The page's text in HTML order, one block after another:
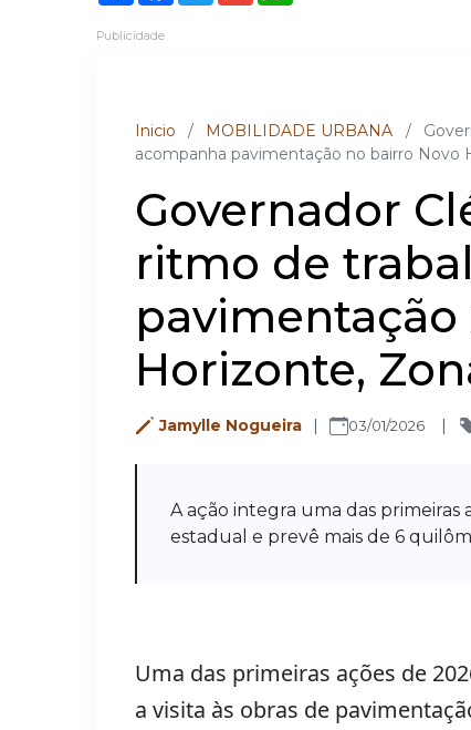
Publicidade
Inicio / MOBILIDADE URBANA /
acompanha pavimentação no bairro Novo
Governador
ritmo de
Horizonte,
Jamylle Nogueira 03/01/2026
A ação integra uma das
estadual e prevê mais de 6
Uma das primeiras ações de
a visita às obras de